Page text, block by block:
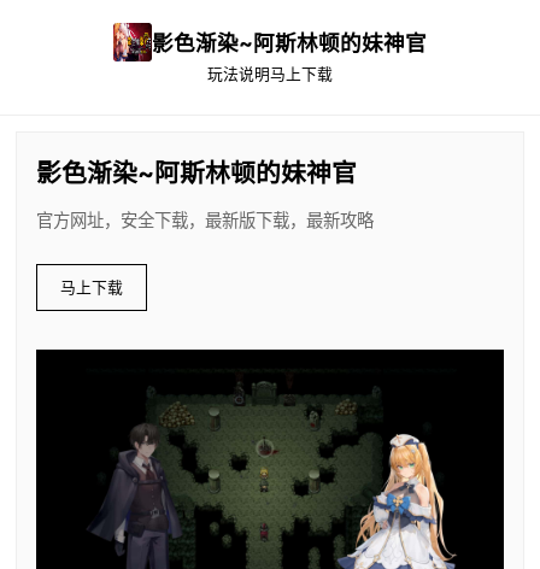
影色渐染~阿斯林顿的妹神官
玩法说明马上下载
影色渐染~阿斯林顿的妹神官
官方网址，安全下载，最新版下载，最新攻略
马上下载